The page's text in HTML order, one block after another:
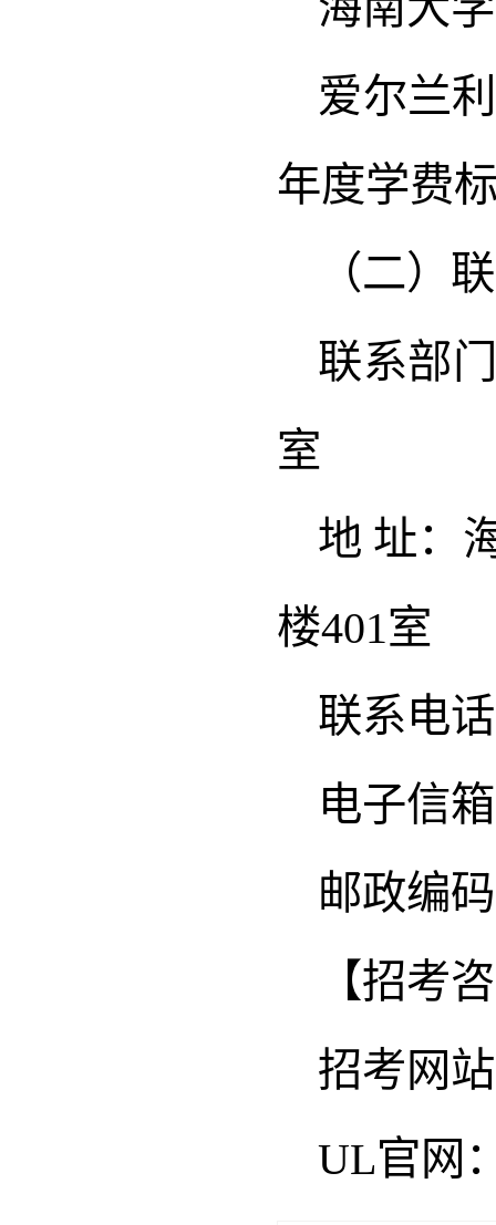
爱尔兰
年度学费
（二）
联系部
室
地 址：
楼401室
联系电
电子信
邮政编
【招考
招考网
UL官网